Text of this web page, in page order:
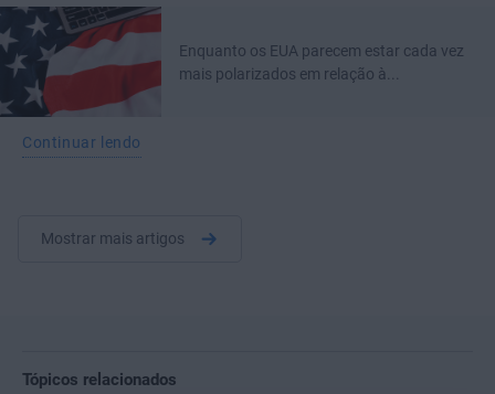
Enquanto os EUA parecem estar cada vez
mais polarizados em relação à...
Continuar lendo
Mostrar mais artigos
Tópicos relacionados